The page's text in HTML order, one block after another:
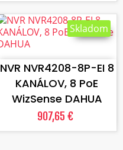
VLOŽIŤ DO KOŠÍKA
NVR NVR4208-8P-EI 8
KANÁLOV, 8 PoE
WizSense DAHUA
907,65 €
Skladom